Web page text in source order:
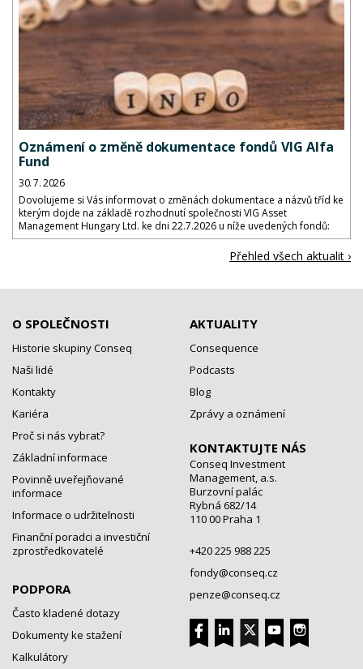
Oznámení o změně dokumentace fondů VIG Alfa
Fund
30. 7. 2026
Dovolujeme si Vás informovat o změnách dokumentace a názvů tříd ke
kterým dojde na základě rozhodnutí společnosti VIG Asset
Management Hungary Ltd. ke dni 22.7.2026 u níže uvedených fondů:
Přehled všech aktualit ›
O SPOLEČNOSTI
Historie skupiny Conseq
Naši lidé
Kontakty
Kariéra
Proč si nás vybrat?
Základní informace
Povinně uveřejňované
informace
Informace o udržitelnosti
Finanční poradci a investiční
zprostředkovatelé
PODPORA
Často kladené dotazy
Dokumenty ke stažení
Kalkulátory
AKTUALITY
Consequence
Podcasts
Blog
Zprávy a oznámení
KONTAKTUJTE NÁS
Conseq Investment
Management, a.s.
Burzovní palác
Rybná 682/14
110 00 Praha 1
+420 225 988 225
fondy@conseq.cz
penze@conseq.cz